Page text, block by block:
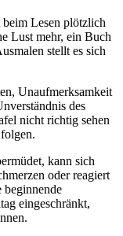
Lesen plötzlich
Lust mehr, ein Buch
stellt es sich
Unaufmerksamkeit
des
nicht richtig sehen
kann sich
oder reagiert
beginnende
eingeschränkt,